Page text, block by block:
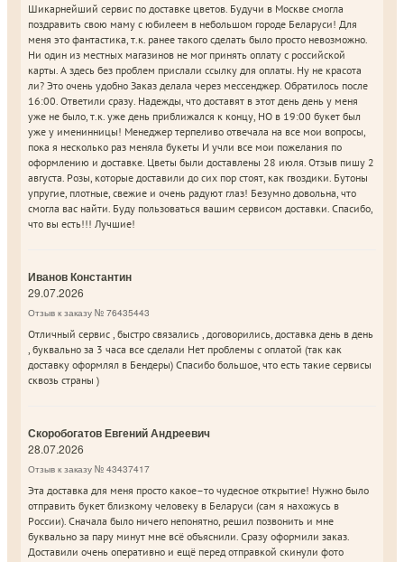
Шикарнейший сервис по доставке цветов. Будучи в Москве смогла
поздравить свою маму с юбилеем в небольшом городе Беларуси! Для
меня это фантастика, т.к. ранее такого сделать было просто невозможно.
Ни один из местных магазинов не мог принять оплату с российской
карты. А здесь без проблем прислали ссылку для оплаты. Ну не красота
ли? Это очень удобно Заказ делала через мессенджер. Обратилось после
16:00. Ответили сразу. Надежды, что доставят в этот день день у меня
уже не было, т.к. уже день приближался к концу, НО в 19:00 букет был
уже у именинницы! Менеджер терпеливо отвечала на все мои вопросы,
пока я несколько раз меняла букеты И учли все мои пожелания по
оформлению и доставке. Цветы были доставлены 28 июля. Отзыв пишу 2
августа. Розы, которые доставили до сих пор стоят, как гвоздики. Бутоны
упругие, плотные, свежие и очень радуют глаз! Безумно довольна, что
смогла вас найти. Буду пользоваться вашим сервисом доставки. Спасибо,
что вы есть!!! Лучшие!
Иванов Константин
29.07.2026
Отзыв к заказу № 76435443
Отличный сервис , быстро связались , договорились, доставка день в день
, буквально за 3 часа все сделали Нет проблемы с оплатой (так как
доставку оформлял в Бендеры) Спасибо большое, что есть такие сервисы
сквозь страны )
Скоробогатов Евгений Андреевич
28.07.2026
Отзыв к заказу № 43437417
Эта доставка для меня просто какое–то чудесное открытие! Нужно было
отправить букет близкому человеку в Беларуси (сам я нахожусь в
России). Сначала было ничего непонятно, решил позвонить и мне
буквально за пару минут мне всё объяснили. Сразу оформили заказ.
Доставили очень оперативно и ещё перед отправкой скинули фото